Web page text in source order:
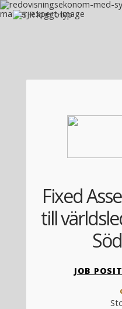
Hoppa till innehåll
JOB
Fixed
till